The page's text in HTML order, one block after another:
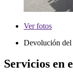
Verfotos
Devolución del
Servicios en